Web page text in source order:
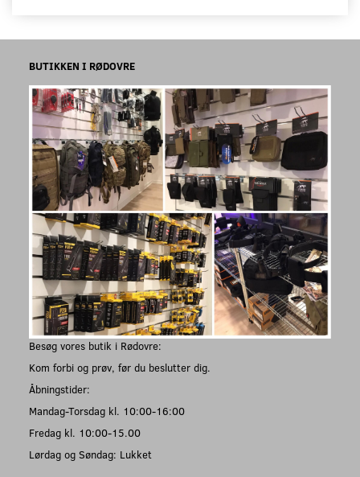
BUTIKKEN I RØDOVRE
Besøg vores butik i Rødovre:
Kom forbi og prøv, før du beslutter dig.
Åbningstider:
Mandag-Torsdag kl. 10:00-16:00
Fredag kl. 10:00-15.00
Lørdag og Søndag: Lukket